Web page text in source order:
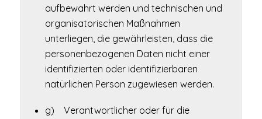
aufbewahrt werden und technischen und
organisatorischen Maßnahmen
unterliegen, die gewährleisten, dass die
personenbezogenen Daten nicht einer
identifizierten oder identifizierbaren
natürlichen Person zugewiesen werden.
g) Verantwortlicher oder für die